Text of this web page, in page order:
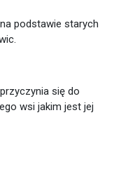
podstawie starych
się do
wsi jakim jest jej